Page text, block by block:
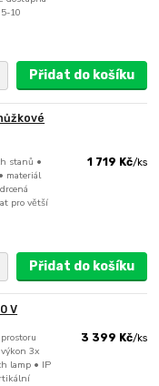
10
Přidat do košíku
stanů •
materiál
pro větší
1 719 Kč/ks
Přidat do košíku
V
3x
lamp • IP
3 399 Kč/ks